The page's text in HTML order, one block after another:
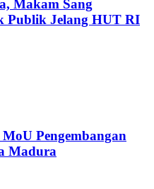
Makam Sang
Publik Jelang HUT RI
Pengembangan
Madura